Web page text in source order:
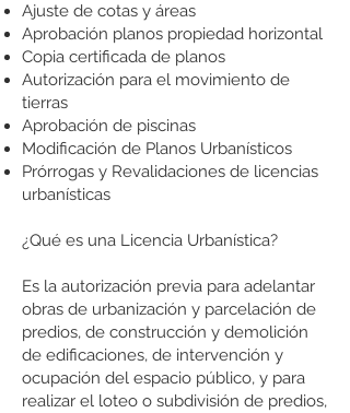
Ajuste de cotas y áreas
Aprobación planos propiedad horizontal
Copia certificada de planos
Autorización para el movimiento de
tierras
Aprobación de piscinas
Modificación de Planos Urbanísticos
Prórrogas y Revalidaciones de licencias
urbanísticas
¿Qué es una Licencia Urbanística?
Es la autorización previa para adelantar
obras de urbanización y parcelación de
predios, de construcción y demolición
de edificaciones, de intervención y
ocupación del espacio público, y para
realizar el loteo o subdivisión de predios,